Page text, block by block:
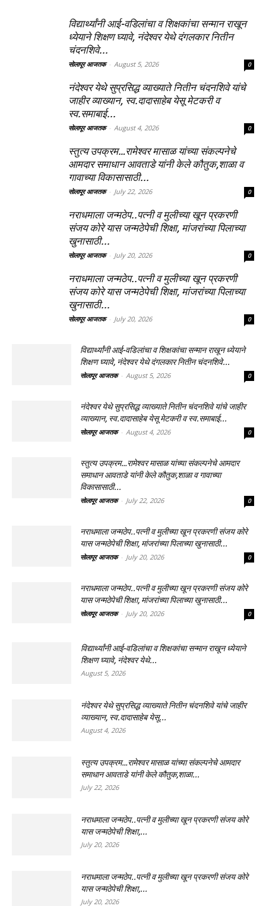
विद्यार्थ्यांनी आई-वडिलांचा व शिक्षकांचा सन्मान राखून
ध्येयाने शिक्षण घ्यावे, नंदेश्वर येथे दंगलकार नितीन
चंदनशिवे...
सोलापूर आजतक August 5, 2026 0
नंदेश्वर येथे सुप्रसिद्ध व्याख्याते नितीन चंदनशिवे यांचे
जाहीर व्याख्यान, स्व.दादासाहेब येसू मेटकरी व
स्व.समाबाई...
सोलापूर आजतक August 4, 2026 0
स्तुत्य उपक्रम…रामेश्वर मासाळ यांच्या संकल्पनेचे
आमदार समाधान आवताडे यांनी केले कौतुक,शाळा व
गावाच्या विकासासाठी...
सोलापूर आजतक July 22, 2026 0
नराधमाला जन्मठेप..पत्नी व मुलीच्या खून प्रकरणी
संजय कोरे यास जन्मठेपेची शिक्षा, मांजरांच्या पिलाच्या
खुनासाठी...
सोलापूर आजतक July 20, 2026 0
नराधमाला जन्मठेप..पत्नी व मुलीच्या खून प्रकरणी
संजय कोरे यास जन्मठेपेची शिक्षा, मांजरांच्या पिलाच्या
खुनासाठी...
सोलापूर आजतक July 20, 2026 0
विद्यार्थ्यांनी आई-वडिलांचा व शिक्षकांचा सन्मान राखून ध्येयाने
शिक्षण घ्यावे, नंदेश्वर येथे दंगलकार नितीन चंदनशिवे...
सोलापूर आजतक August 5, 2026 0
नंदेश्वर येथे सुप्रसिद्ध व्याख्याते नितीन चंदनशिवे यांचे जाहीर
व्याख्यान, स्व.दादासाहेब येसू मेटकरी व स्व.समाबाई...
सोलापूर आजतक August 4, 2026 0
स्तुत्य उपक्रम…रामेश्वर मासाळ यांच्या संकल्पनेचे आमदार
समाधान आवताडे यांनी केले कौतुक,शाळा व गावाच्या
विकासासाठी...
सोलापूर आजतक July 22, 2026 0
नराधमाला जन्मठेप..पत्नी व मुलीच्या खून प्रकरणी संजय कोरे
यास जन्मठेपेची शिक्षा, मांजरांच्या पिलाच्या खुनासाठी...
सोलापूर आजतक July 20, 2026 0
नराधमाला जन्मठेप..पत्नी व मुलीच्या खून प्रकरणी संजय कोरे
यास जन्मठेपेची शिक्षा, मांजरांच्या पिलाच्या खुनासाठी...
सोलापूर आजतक July 20, 2026 0
विद्यार्थ्यांनी आई-वडिलांचा व शिक्षकांचा सन्मान राखून ध्येयाने
शिक्षण घ्यावे, नंदेश्वर येथे...
August 5, 2026
नंदेश्वर येथे सुप्रसिद्ध व्याख्याते नितीन चंदनशिवे यांचे जाहीर
व्याख्यान, स्व.दादासाहेब येसू...
August 4, 2026
स्तुत्य उपक्रम…रामेश्वर मासाळ यांच्या संकल्पनेचे आमदार
समाधान आवताडे यांनी केले कौतुक,शाळा...
July 22, 2026
नराधमाला जन्मठेप..पत्नी व मुलीच्या खून प्रकरणी संजय कोरे
यास जन्मठेपेची शिक्षा,...
July 20, 2026
नराधमाला जन्मठेप..पत्नी व मुलीच्या खून प्रकरणी संजय कोरे
यास जन्मठेपेची शिक्षा,...
July 20, 2026